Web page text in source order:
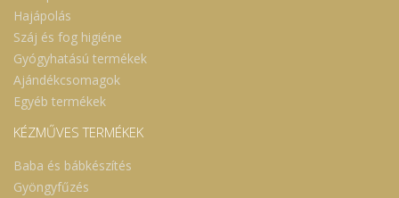
Hajápolás
Száj és fog higiéne
Gyógyhatású termékek
Ajándékcsomagok
Egyéb termékek
KÉZMŰVES TERMÉKEK
Baba és bábkészítés
Gyöngyfűzés